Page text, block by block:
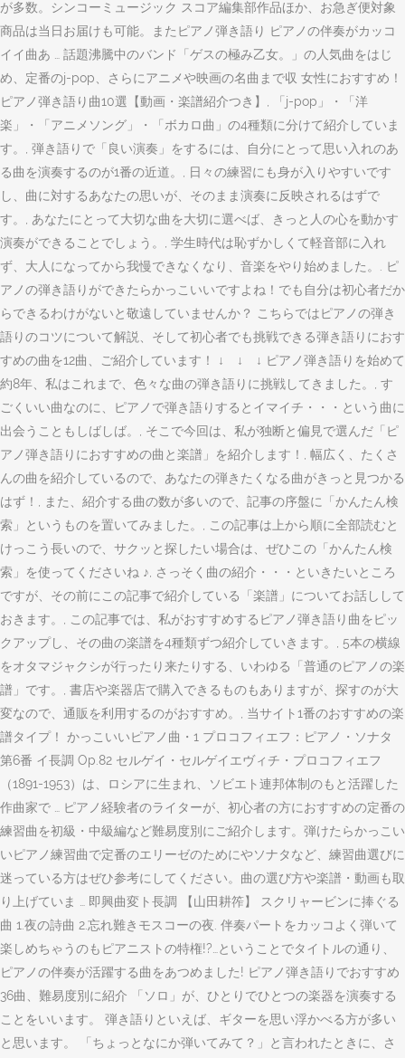
が多数。シンコーミュージック スコア編集部作品ほか、お急ぎ便対象
商品は当日お届けも可能。またピアノ弾き語り ピアノの伴奏がカッコ
イイ曲あ … 話題沸騰中のバンド「ゲスの極み乙女。」の人気曲をはじ
め、定番のj-pop、さらにアニメや映画の名曲まで収 女性におすすめ！
ピアノ弾き語り曲10選【動画・楽譜紹介つき】, 「j-pop」・「洋
楽」・「アニメソング」・「ボカロ曲」の4種類に分けて紹介していま
す。, 弾き語りで「良い演奏」をするには、自分にとって思い入れのあ
る曲を演奏するのが1番の近道。, 日々の練習にも身が入りやすいです
し、曲に対するあなたの思いが、そのまま演奏に反映されるはずで
す。, あなたにとって大切な曲を大切に選べば、きっと人の心を動かす
演奏ができることでしょう。, 学生時代は恥ずかしくて軽音部に入れ
ず、大人になってから我慢できなくなり、音楽をやり始めました。. ピ
アノの弾き語りができたらかっこいいですよね！でも自分は初心者だか
らできるわけがないと敬遠していませんか？ こちらではピアノの弾き
語りのコツについて解説、そして初心者でも挑戦できる弾き語りにおす
すめの曲を12曲、ご紹介しています！ ↓ ↓ ↓ ピアノ弾き語りを始めて
約8年、私はこれまで、色々な曲の弾き語りに挑戦してきました。, す
ごくいい曲なのに、ピアノで弾き語りするとイマイチ・・・という曲に
出会うこともしばしば。, そこで今回は、私が独断と偏見で選んだ「ピ
アノ弾き語りにおすすめの曲と楽譜」を紹介します！, 幅広く、たくさ
んの曲を紹介しているので、あなたの弾きたくなる曲がきっと見つかる
はず！, また、紹介する曲の数が多いので、記事の序盤に「かんたん検
索」というものを置いてみました。, この記事は上から順に全部読むと
けっこう長いので、サクッと探したい場合は、ぜひこの「かんたん検
索」を使ってくださいね ♪, さっそく曲の紹介・・・といきたいところ
ですが、その前にこの記事で紹介している「楽譜」についてお話しして
おきます。, この記事では、私がおすすめするピアノ弾き語り曲をピッ
クアップし、その曲の楽譜を4種類ずつ紹介していきます。, 5本の横線
をオタマジャクシが行ったり来たりする、いわゆる「普通のピアノの楽
譜」です。, 書店や楽器店で購入できるものもありますが、探すのが大
変なので、通販を利用するのがおすすめ。, 当サイト1番のおすすめの楽
譜タイプ！ かっこいいピアノ曲・1 プロコフィエフ：ピアノ・ソナタ
第6番 イ長調 Op.82 セルゲイ・セルゲイエヴィチ・プロコフィエフ
（1891-1953）は、ロシアに生まれ、ソビエト連邦体制のもと活躍した
作曲家で … ピアノ経験者のライターが、初心者の方におすすめの定番の
練習曲を初級・中級編など難易度別にご紹介します。弾けたらかっこい
いピアノ練習曲で定番のエリーゼのためにやソナタなど、練習曲選びに
迷っている方はぜひ参考にしてください。曲の選び方や楽譜・動画も取
り上げていま … 即興曲変ト長調 【山田耕筰】 スクリャービンに捧ぐる
曲 1.夜の詩曲 2.忘れ難きモスコーの夜. 伴奏パートをカッコよく弾いて
楽しめちゃうのもピアニストの特権!?…ということでタイトルの通り、
ピアノの伴奏が活躍する曲をあつめました! ピアノ弾き語りでおすすめ
36曲、難易度別に紹介 「ソロ」が、ひとりでひとつの楽器を演奏する
ことをいいます。 弾き語りといえば、ギターを思い浮かべる方が多い
と思います。 「ちょっとなにか弾いてみて？」と言われたときに、さ